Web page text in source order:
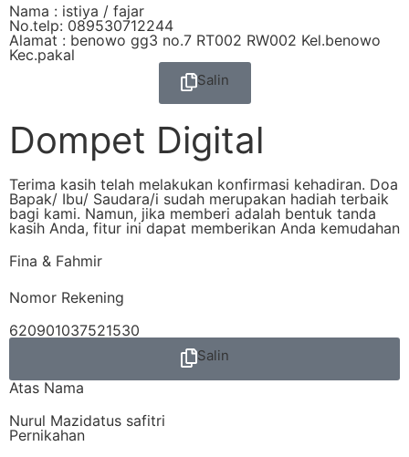
Nama : istiya / fajar
No.telp: 089530712244
Alamat : benowo gg3 no.7 RT002 RW002 Kel.benowo
Kec.pakal
Salin
Dompet Digital
Terima kasih telah melakukan konfirmasi kehadiran. Doa
Bapak/ Ibu/ Saudara/i sudah merupakan hadiah terbaik
bagi kami. Namun, jika memberi adalah bentuk tanda
kasih Anda, fitur ini dapat memberikan Anda kemudahan
Fina & Fahmir
Nomor Rekening
620901037521530
Salin
Atas Nama
Nurul Mazidatus safitri
Pernikahan